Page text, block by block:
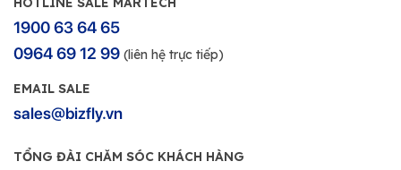
1900 63 64 65
0964 69 12 99 (liên hệ trực tiếp)
EMAIL SALE
sales@bizfly.vn
TỔNG ĐÀI CHĂM SÓC KHÁCH HÀNG